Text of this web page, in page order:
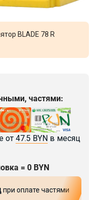
BLADE 78 R
частями:
от 47.5 BYN в месяц
= 0 BYN
при оплате частями